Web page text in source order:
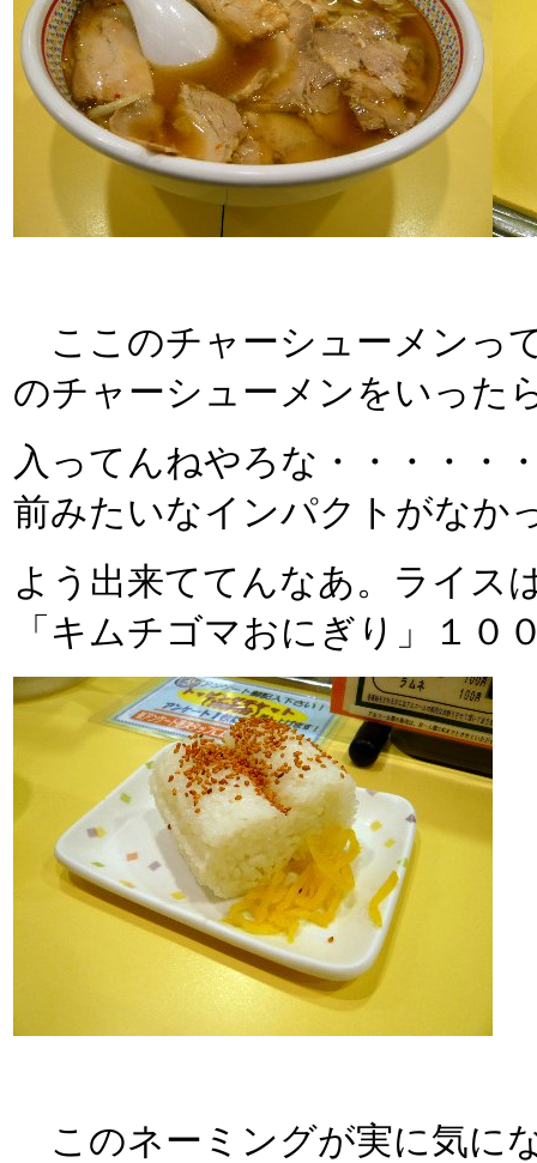
ここのチャーシューメンっ
のチャーシューメンをいった
入ってんねやろな・・・・・
前みたいなインパクトがなか
よう出来ててんなあ。ライス
「キムチゴマおにぎり」１０
このネーミングが実に気に